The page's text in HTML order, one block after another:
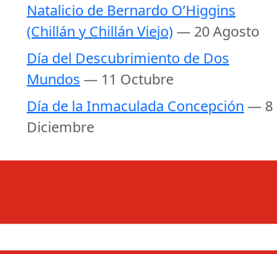
Natalicio de Bernardo O’Higgins
(Chillán y Chillán Viejo)— 20 Agosto
Día del Descubrimiento de Dos
Mundos — 11 Octubre
Día de la Inmaculada Concepción — 8
Diciembre